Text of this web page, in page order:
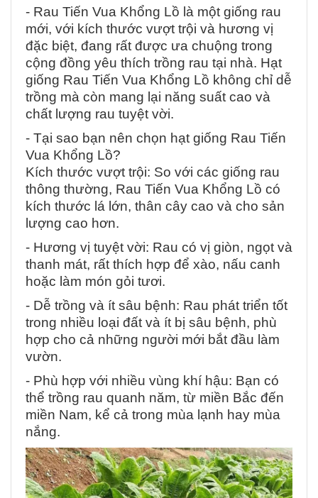
- Rau Tiến Vua Khổng Lồ là một giống rau
mới, với kích thước vượt trội và hương vị
đặc biệt, đang rất được ưa chuộng trong
cộng đồng yêu thích trồng rau tại nhà. Hạt
giống Rau Tiến Vua Khổng Lồ không chỉ dễ
trồng mà còn mang lại năng suất cao và
chất lượng rau tuyệt vời.
- Tại sao bạn nên chọn hạt giống Rau Tiến
Vua Khổng Lồ?
Kích thước vượt trội: So với các giống rau
thông thường, Rau Tiến Vua Khổng Lồ có
kích thước lá lớn, thân cây cao và cho sản
lượng cao hơn.
- Hương vị tuyệt vời: Rau có vị giòn, ngọt và
thanh mát, rất thích hợp để xào, nấu canh
hoặc làm món gỏi tươi.
- Dễ trồng và ít sâu bệnh: Rau phát triển tốt
trong nhiều loại đất và ít bị sâu bệnh, phù
hợp cho cả những người mới bắt đầu làm
vườn.
- Phù hợp với nhiều vùng khí hậu: Bạn có
thể trồng rau quanh năm, từ miền Bắc đến
miền Nam, kể cả trong mùa lạnh hay mùa
nắng.